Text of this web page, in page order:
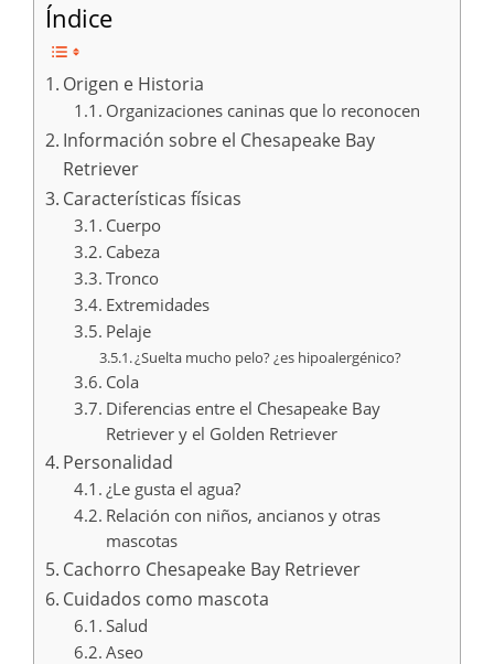
Índice
Origen e Historia
Organizaciones caninas que lo reconocen
Información sobre el Chesapeake Bay
Retriever
Características físicas
Cuerpo
Cabeza
Tronco
Extremidades
Pelaje
¿Suelta mucho pelo? ¿es hipoalergénico?
Cola
Diferencias entre el Chesapeake Bay
Retriever y el Golden Retriever
Personalidad
¿Le gusta el agua?
Relación con niños, ancianos y otras
mascotas
Cachorro Chesapeake Bay Retriever
Cuidados como mascota
Salud
Aseo